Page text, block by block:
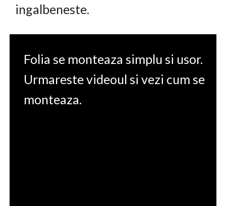
ingalbeneste.
Folia se monteaza simplu si usor.
Urmareste videoul si vezi cum se
monteaza.